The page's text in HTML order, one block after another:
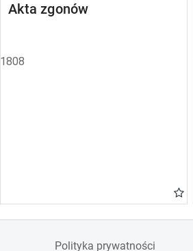
Akta zgonów
1808
Polityka prywatności